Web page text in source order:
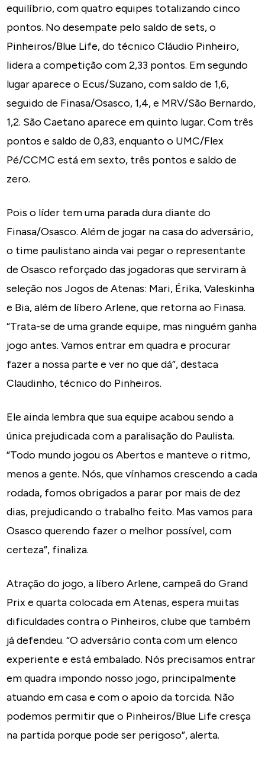
equilíbrio, com quatro equipes totalizando cinco
pontos. No desempate pelo saldo de sets, o
Pinheiros/Blue Life, do técnico Cláudio Pinheiro,
lidera a competição com 2,33 pontos. Em segundo
lugar aparece o Ecus/Suzano, com saldo de 1,6,
seguido de Finasa/Osasco, 1,4, e MRV/São Bernardo,
1,2. São Caetano aparece em quinto lugar. Com três
pontos e saldo de 0,83, enquanto o UMC/Flex
Pé/CCMC está em sexto, três pontos e saldo de
zero.
Pois o líder tem uma parada dura diante do
Finasa/Osasco. Além de jogar na casa do adversário,
o time paulistano ainda vai pegar o representante
de Osasco reforçado das jogadoras que serviram à
seleção nos Jogos de Atenas: Mari, Érika, Valeskinha
e Bia, além de líbero Arlene, que retorna ao Finasa.
“Trata-se de uma grande equipe, mas ninguém ganha
jogo antes. Vamos entrar em quadra e procurar
fazer a nossa parte e ver no que dá”, destaca
Claudinho, técnico do Pinheiros.
Ele ainda lembra que sua equipe acabou sendo a
única prejudicada com a paralisação do Paulista.
“Todo mundo jogou os Abertos e manteve o ritmo,
menos a gente. Nós, que vínhamos crescendo a cada
rodada, fomos obrigados a parar por mais de dez
dias, prejudicando o trabalho feito. Mas vamos para
Osasco querendo fazer o melhor possível, com
certeza”, finaliza.
Atração do jogo, a líbero Arlene, campeã do Grand
Prix e quarta colocada em Atenas, espera muitas
dificuldades contra o Pinheiros, clube que também
já defendeu. “O adversário conta com um elenco
experiente e está embalado. Nós precisamos entrar
em quadra impondo nosso jogo, principalmente
atuando em casa e com o apoio da torcida. Não
podemos permitir que o Pinheiros/Blue Life cresça
na partida porque pode ser perigoso”, alerta.